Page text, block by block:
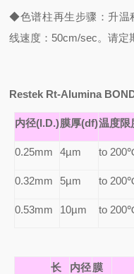
◆色谱柱再生步骤：升
线速度：50cm/sec。请定
Restek Rt-Alumina
内径(I.D.)膜厚(df)温度
0.25mm 4µm to 200
0.32mm 5µm to 200
0.53mm 10µm to 200
长
内径膜